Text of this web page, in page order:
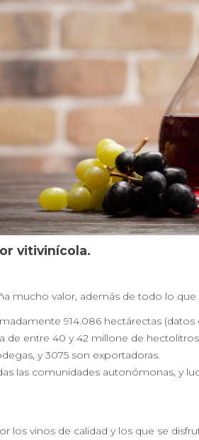
vitivinícola.
mucho valor, además de todo lo
914.086 hectárectas (datos
de entre 40 y 42 millone de
y 3075 son exportadoras.
las comunidades autonómonas, y
los vinos de calidad y los que se